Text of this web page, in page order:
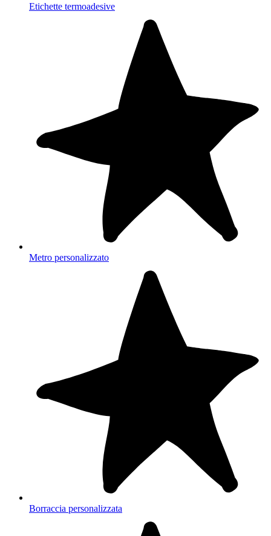
Etichette termoadesive
Metro personalizzato
Borraccia personalizzata